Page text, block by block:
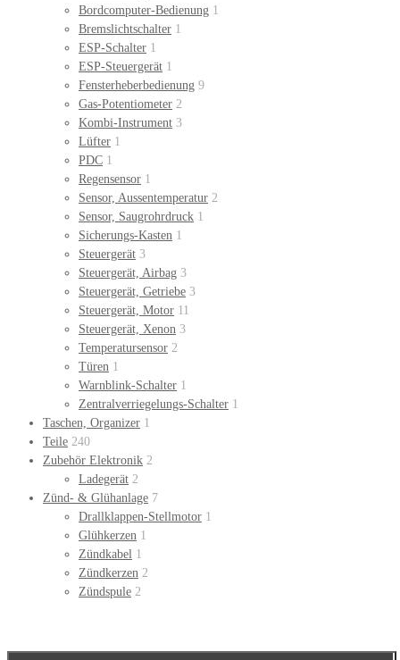
Bordcomputer-Bedienung 1
Bremslichtschalter 1
ESP-Schalter 1
ESP-Steuergerät 1
Fensterheberbedienung 9
Gas-Potentiometer 2
Kombi-Instrument 3
Lüfter 1
PDC 1
Regensensor 1
Sensor, Aussentemperatur 2
Sensor, Saugrohrdruck 1
Sicherungs-Kasten 1
Steuergerät 3
Steuergerät, Airbag 3
Steuergerät, Getriebe 3
Steuergerät, Motor 11
Steuergerät, Xenon 3
Temperatursensor 2
Türen 1
Warnblink-Schalter 1
Zentralverriegelungs-Schalter 1
Taschen, Organizer 1
Teile 240
Zubehör Elektronik 2
Ladegerät 2
Zünd- & Glühanlage 7
Drallklappen-Stellmotor 1
Glühkerzen 1
Zündkabel 1
Zündkerzen 2
Zündspule 2